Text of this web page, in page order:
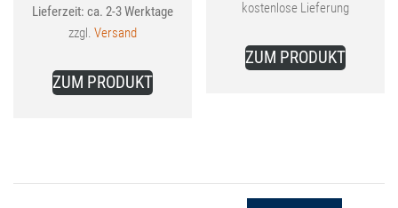
27,99 €
Preis
25,99 €.
Lieferzeit: ca. 2-3 Werktage
zzgl. Versand
ZUM PRODUKTProdukt
auf.
999,00 €
Preis
ist:
799,00 €.
kostenlose Lieferung
ZUM PRODUKT